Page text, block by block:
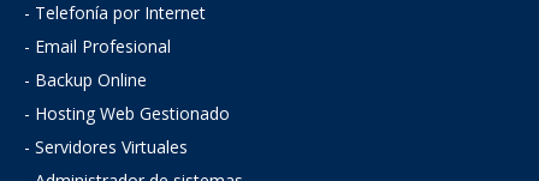
- Telefonía por Internet
- Email Profesional
- Backup Online
- Hosting Web Gestionado
- Servidores Virtuales